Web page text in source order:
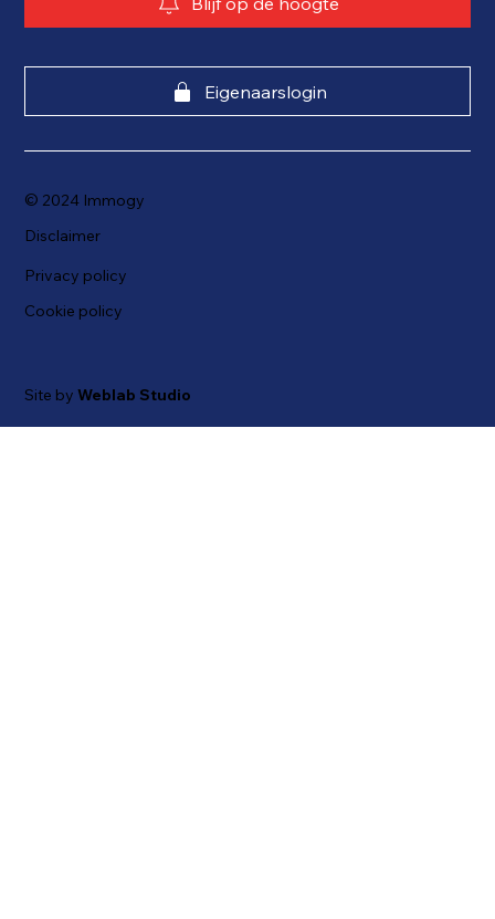
Eigenaarslogin
Cookie policy
Privacy policy
Disclaimer
© 2024 Immogy
Site byWeblab Studio